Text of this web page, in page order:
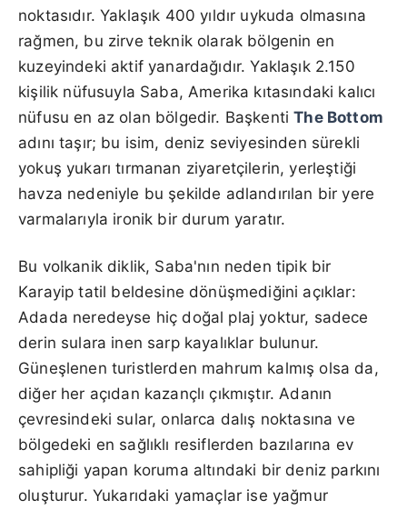
noktasıdır. Yaklaşık 400 yıldır uykuda olmasına
rağmen, bu zirve teknik olarak bölgenin en
kuzeyindeki aktif yanardağıdır. Yaklaşık 2.150
kişilik nüfusuyla Saba, Amerika kıtasındaki kalıcı
nüfusu en az olan bölgedir. BaşkentiThe Bottom
adını taşır; bu isim, deniz seviyesinden sürekli
yokuş yukarı tırmanan ziyaretçilerin, yerleştiği
havza nedeniyle bu şekilde adlandırılan bir yere
varmalarıyla ironik bir durum yaratır.
Bu volkanik diklik, Saba'nın neden tipik bir
Karayip tatil beldesine dönüşmediğini açıklar:
Adada neredeyse hiç doğal plaj yoktur, sadece
derin sulara inen sarp kayalıklar bulunur.
Güneşlenen turistlerden mahrum kalmış olsa da,
diğer her açıdan kazançlı çıkmıştır. Adanın
çevresindeki sular, onlarca dalış noktasına ve
bölgedeki en sağlıklı resiflerden bazılarına ev
sahipliği yapan koruma altındaki bir deniz parkını
oluşturur. Yukarıdaki yamaçlar ise yağmur